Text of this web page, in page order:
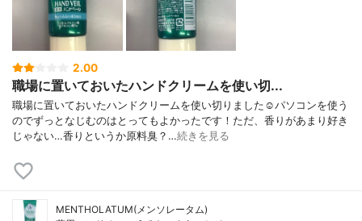
2.00
職場に置いておいたハンドクリームを使い切...
職場に置いておいたハンドクリームを使い切りました☺️パソコンを使う
のでずっとなじむのはとってもよかったです！ただ、香りがあまり好き
じゃない…香りというか原料臭？…続きを見る
MENTHOLATUM(メンソレータム)